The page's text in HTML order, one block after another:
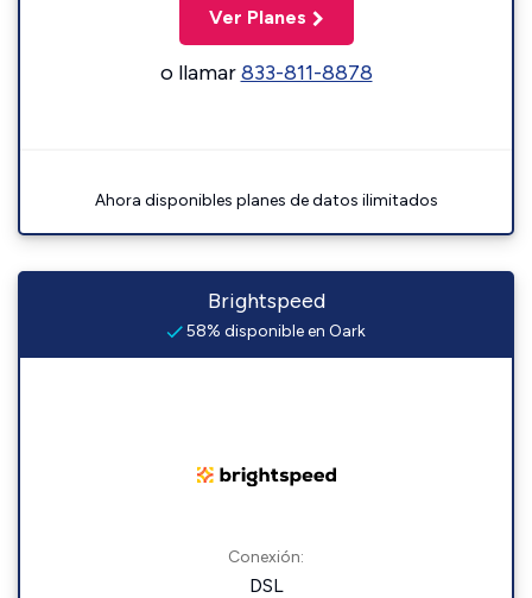
Ver Planes
o llamar833-811-8878
Ahora disponibles planes de datos ilimitados
Brightspeed
58% disponible en Oark
Conexión:
DSL